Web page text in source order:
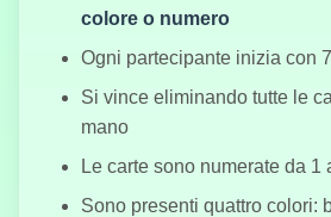
colore o numero
Ogni partecipante inizia con
Si vince eliminando tutte le
mano
Le carte sono numerate da 1
Sono presenti quattro colori: